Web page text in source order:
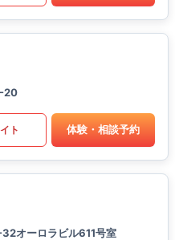
20
ト 体験・相談予約
オーロラビル611号室